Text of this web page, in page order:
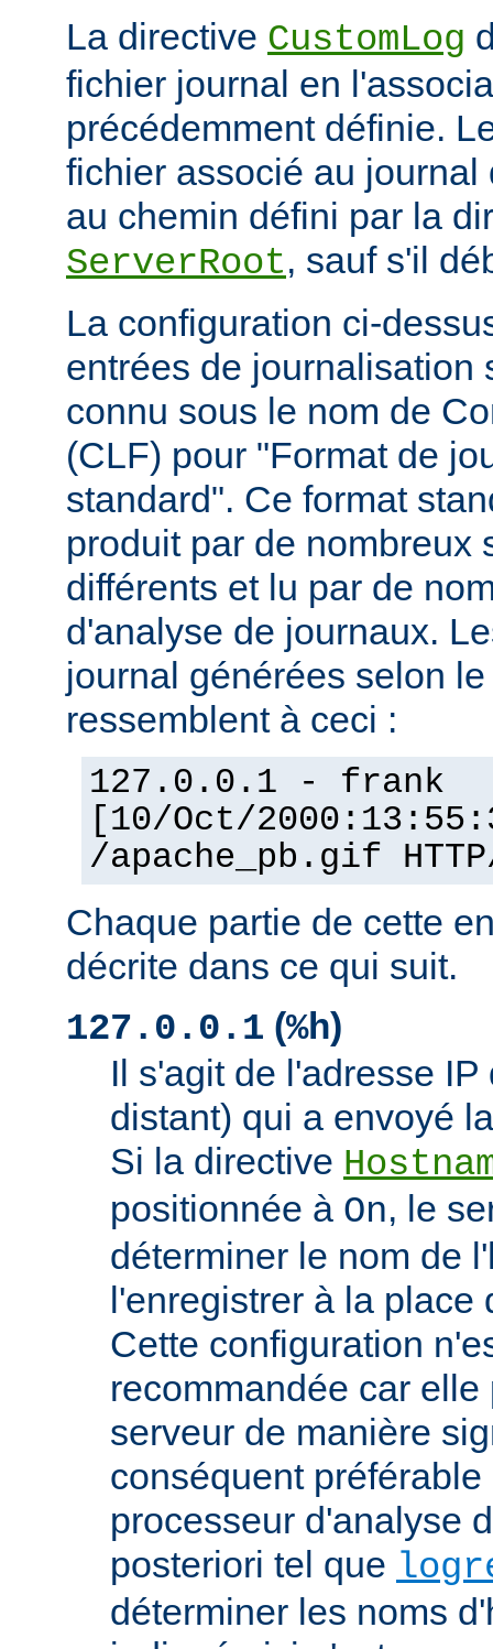
La directive CustomLog
fichier journal en
précédemment définie.
fichier associé au journal
au chemin défini par la
ServerRoot, sauf s'il
La configuration ci-
entrées de journalisation
connu sous le nom de
(CLF) pour "Format de
standard". Ce format
produit par de nombreux
différents et lu par de
d'analyse de journaux.
journal générées selon
ressemblent à ceci :
127.0.0.1 - frank
[10/Oct/
/apache_pb.gif
Chaque partie de cette
décrite dans ce qui suit.
127.0.0.1 (%h)
Il s'agit de l'adresse
distant) qui a envoyé
Si la directive
positionnée à On, le
déterminer le nom de
l'enregistrer à la place
Cette configuration
recommandée car
serveur de manière
conséquent
processeur d'analyse
posteriori tel que
déterminer les noms